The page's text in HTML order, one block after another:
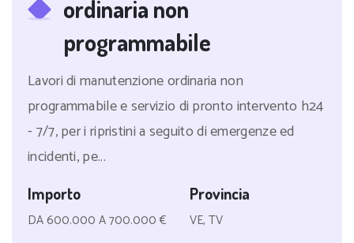
ordinaria non
programmabile
Lavori di manutenzione ordinaria non
programmabile e servizio di pronto intervento h24
- 7/7, per i ripristini a seguito di emergenze ed
incidenti, pe...
Importo
DA 600.000 A 700.000 €
Provincia
VE, TV